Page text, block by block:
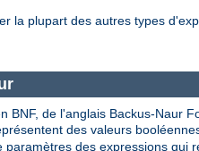
la plupart des autres types
BNF, de l'anglais Backus-Naur
des valeurs
paramètres des expressions qui